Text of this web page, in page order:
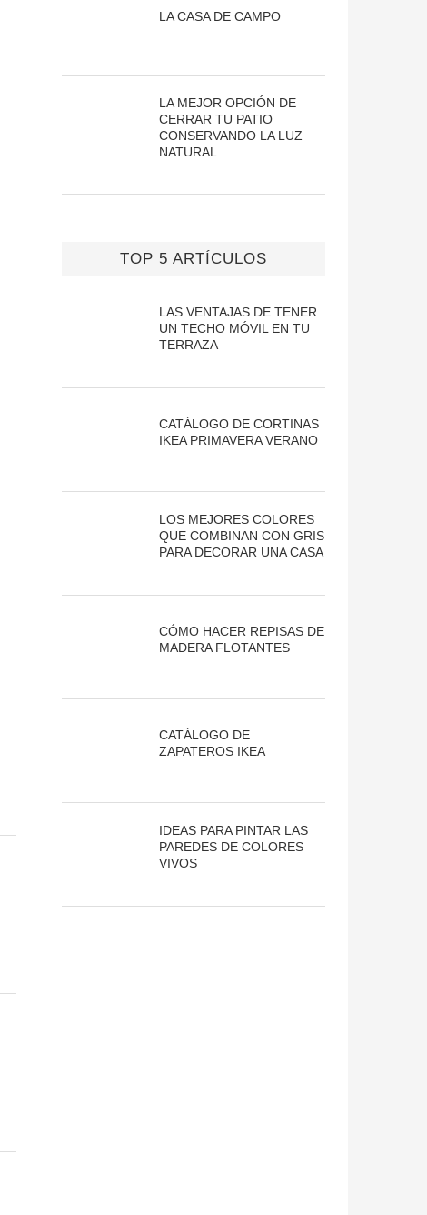
LA CASA DE CAMPO
LA MEJOR OPCIÓN DE
CERRAR TU PATIO
CONSERVANDO LA LUZ
NATURAL
TOP 5 ARTÍCULOS
LAS VENTAJAS DE TENER
UN TECHO MÓVIL EN TU
TERRAZA
CATÁLOGO DE CORTINAS
IKEA PRIMAVERA VERANO
LOS MEJORES COLORES
QUE COMBINAN CON GRIS
PARA DECORAR UNA CASA
CÓMO HACER REPISAS DE
MADERA FLOTANTES
CATÁLOGO DE
ZAPATEROS IKEA
IDEAS PARA PINTAR LAS
PAREDES DE COLORES
VIVOS